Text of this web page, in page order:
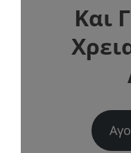
Και